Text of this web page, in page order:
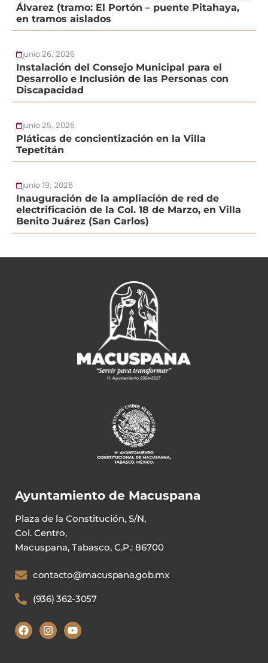
Álvarez (tramo: El Portón – puente Pitahaya,
en tramos aislados
junio 26, 2026
Instalación del Consejo Municipal para el
Desarrollo e Inclusión de las Personas con
Discapacidad
junio 25, 2026
Pláticas de concientización en la Villa
Tepetitán
junio 19, 2026
Inauguración de la ampliación de red de
electrificación de la Col. 18 de Marzo, en Villa
Benito Juárez (San Carlos)
Ayuntamiento de Macuspana
Plaza de la Constitución, S/N,
Col. Centro,
Macuspana, Tabasco, C.P.: 86700
contacto@macuspana.gob.mx
(936) 362-3057